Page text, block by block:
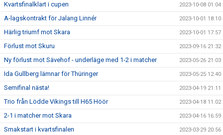
Kvartsfinalklart i cupen 2023-10-08 01:04
A-lagskontrakt för Jalang Linnér 2023-10-01 18:10
Härlig triumf mot Skara 2023-10-01 17:57
Förlust mot Skuru 2023-09-16 21:32
Ny förlust mot Sävehof - underläge med 1-2 i matcher 2023-05-26 21:03
Ida Gullberg lämnar för Thüringer 2023-05-25 12:40
Semifinal nästa! 2023-04-19 21:11
Trio från Lödde Vikings till H65 Höör 2023-04-18 11:02
2-1 i matcher mot Skara 2023-04-16 16:59
Smakstart i kvartsfinalen 2023-03-29 20:56